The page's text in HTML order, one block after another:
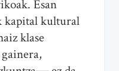
Esan
kapital kultural
klase